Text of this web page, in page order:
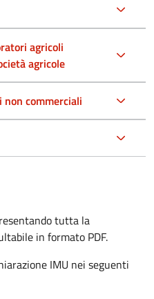
agricoli
agricole
non commerciali
tutta la
in formato PDF.
IMU nei seguenti